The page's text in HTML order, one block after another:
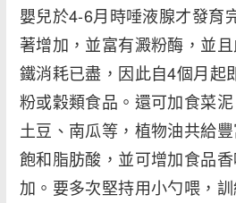
嬰兒於4-6月時唾液腺才發育
著增加，並富有澱粉酶，並
鐵消耗已盡，因此自4個月起
粉或穀類食品。還可加食菜
土豆、南瓜等，植物油共給
飽和脂肪酸，並可增加食品
加。要多次堅持用小勺喂，